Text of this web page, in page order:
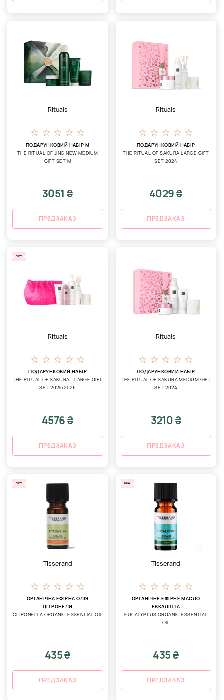
Rituals
ПОДАРУНКОВИЙ НАБІР М
THE RITUAL OF JING NEW MEDIUM
GIFT SET M
3051 ₴
ПРЕДЗАКАЗ
Rituals
ПОДАРУНКОВИЙ НАБІР
THE RITUAL OF SAKURA LARGE GIFT
SET 2024
4029 ₴
ПРЕДЗАКАЗ
NEW
Rituals
ПОДАРУНКОВИЙ НАБІР
THE RITUAL OF SAKURA - LARGE GIFT
SET 2025/2026
4576 ₴
ПРЕДЗАКАЗ
Rituals
ПОДАРУНКОВИЙ НАБІР
THE RITUAL OF SAKURA MEDIUM GIFT
SET 2024
3210 ₴
ПРЕДЗАКАЗ
NEW
Tisserand
ОРГАНІЧНА ЕФІРНА ОЛІЯ
ЦІТРОНЕЛИ
CITRONELLA ORGANIC ESSENTIAL OIL
435 ₴
ПРЕДЗАКАЗ
NEW
Tisserand
ОРГАНІЧНЕ ЕФІРНЕ МАСЛО
ЕВКАЛІПТА
EUCALYPTUS ORGANIC ESSENTIAL
OIL
435 ₴
ПРЕДЗАКАЗ